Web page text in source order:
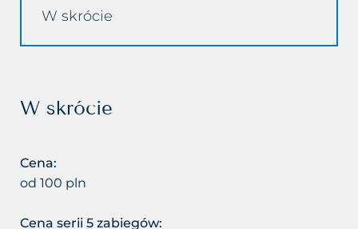
Wypadanie włosów
Zastoje limfatyczne
Zmęczona twarz
Łysienie bliznowaciejące
Usuwanie bruzd nosowo
wargowych
Usuwanie prosaków
W skrócie
W skrócie
Cena:
od 100 pln
Cena serii 5 zabiegów: